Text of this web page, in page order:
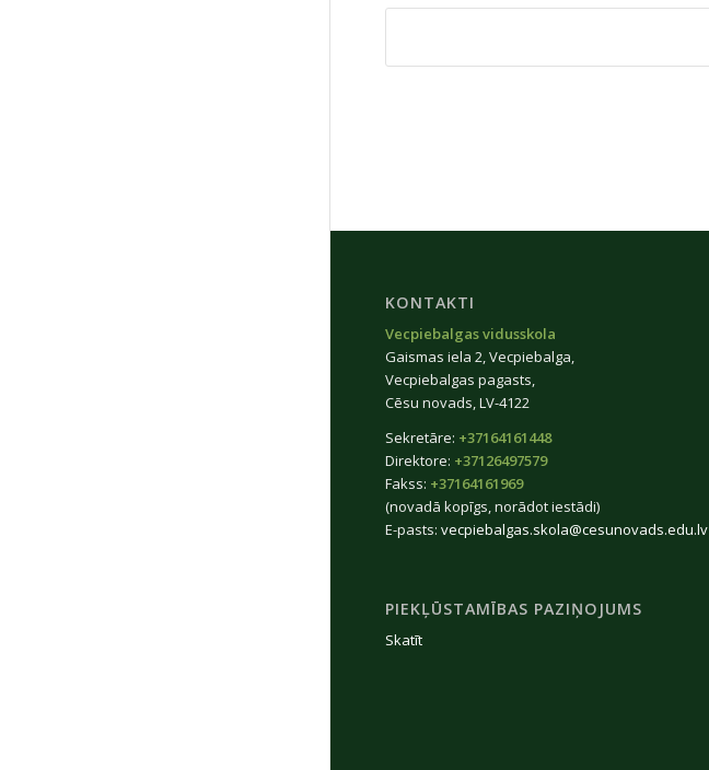
KONTAKTI
Vecpiebalgas vidusskola
Gaismas iela 2, Vecpiebalga,
Vecpiebalgas pagasts,
Cēsu novads, LV-4122
Sekretāre: +37164161448
Direktore: +37126497579
Fakss: +37164161969
(novadā kopīgs, norādot iestādi)
E-pasts: vecpiebalgas.skola@cesunovads.edu.lv
PIEKĻŪSTAMĪBAS PAZIŅOJUMS
Skatīt